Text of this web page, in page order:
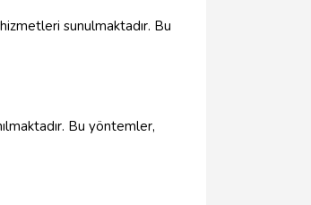
sunulmaktadır. Bu
Bu yöntemler,